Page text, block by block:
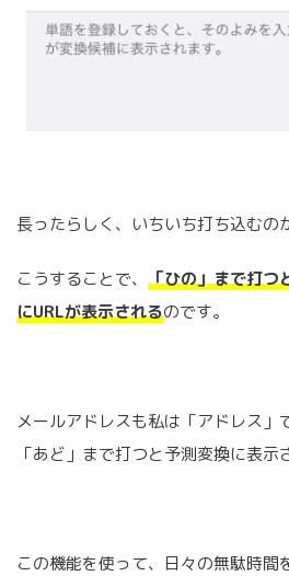
長ったらしく、いちいち打ち込むの
こうすることで、 「ひの」まで打つ
にURLが表示されるのです。
メールアドレスも私は「アドレス」
「あど」まで打つと予測変換に表示
この機能を使って、日々の無駄時間